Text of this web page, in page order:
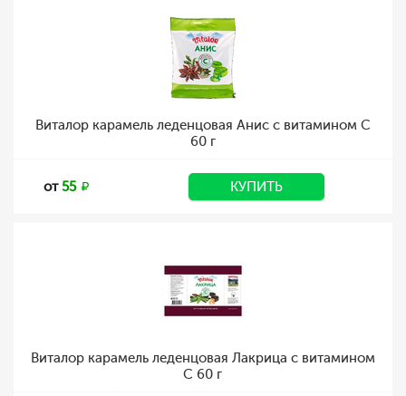
Виталор карамель леденцовая Анис с витамином С
60 г
от55 КУПИТЬ
Виталор карамель леденцовая Лакрица с витамином
С 60 г